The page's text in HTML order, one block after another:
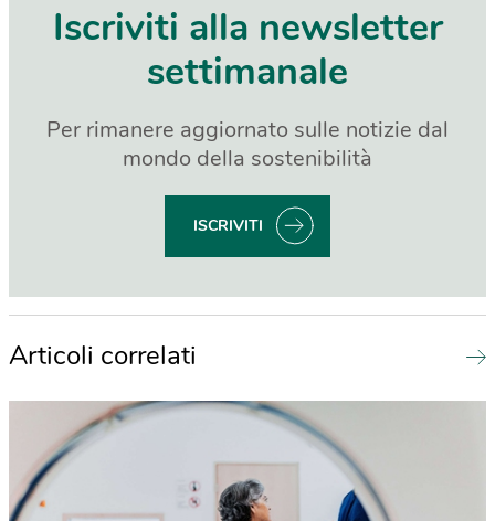
Iscriviti alla newsletter
settimanale
Per rimanere aggiornato sulle notizie dal
mondo della sostenibilità
ISCRIVITI
Articoli correlati